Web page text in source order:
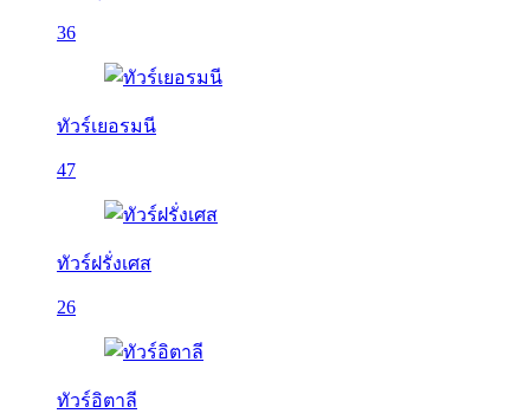
36
ทัวร์เยอรมนี
47
ทัวร์ฝรั่งเศส
26
ทัวร์อิตาลี